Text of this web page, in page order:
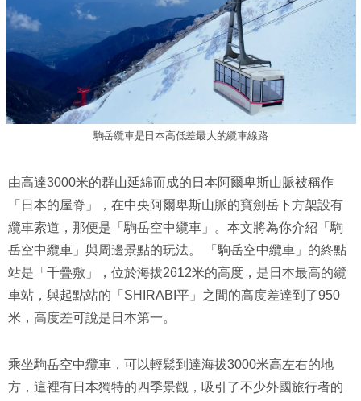
駒岳纜車是日本高低差最大的纜車線路
由高達3000米的群山延綿而成的日本阿爾卑斯山脈被稱作
「日本的屋脊」，在中央阿爾卑斯山脈的寶劍岳下方架設有
纜車索道，那便是「駒岳空中纜車」。本文將為你介紹「駒
岳空中纜車」與周邊景點的玩法。 「駒岳空中纜車」的終點
站是「千疊敷」，位於海拔2612米的高度，是日本最高的纜
車站，與起點站的「SHIRABI平」之間的高度差達到了950
米，高度差可說是日本第一。
乘坐駒岳空中纜車，可以輕鬆到達海拔3000米高左右的地
方，這裡有日本獨特的四季景觀，吸引了不少外國旅行者的